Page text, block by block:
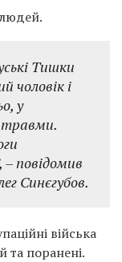
Тишки
чоловік і
у
– повідомив
Синєгубов.
війська
та поранені.